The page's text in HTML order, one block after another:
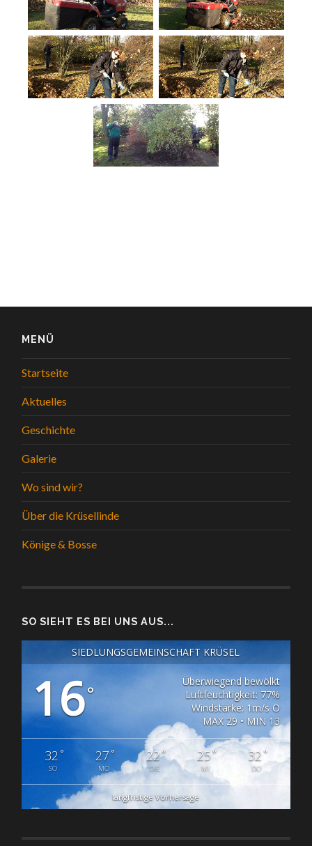
MENÜ
Startseite
Aktuelles
Geschichte
Galerie
Wo sind wir?
Über die Krüsellinde
Könige & Bosse
SO SIEHT ES BEI UNS AUS...
SIEDLUNGSGEMEINSCHAFT KRÜSEL
16°
Überwiegend bewölkt
Luftfeuchtigkeit: 77%
Windstärke: 1m/s O
MAX 29 • MIN 13
32 °
SO
27°
MO
22°
DIE
25°
MI
32 °
DO
langfristige Vorhersage